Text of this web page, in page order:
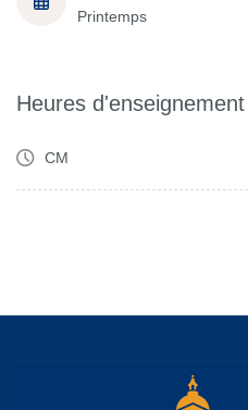
Printemps
Heures d'enseignement
CM